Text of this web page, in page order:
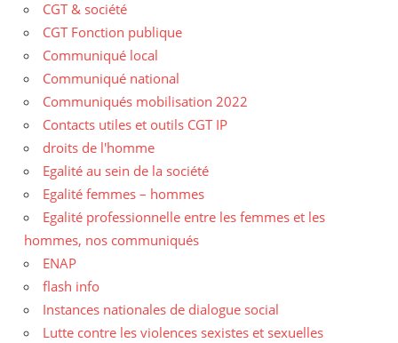
CGT & société
CGT Fonction publique
Communiqué local
Communiqué national
Communiqués mobilisation 2022
Contacts utiles et outils CGT IP
droits de l'homme
Egalité au sein de la société
Egalité femmes – hommes
Egalité professionnelle entre les femmes et les
hommes, nos communiqués
ENAP
flash info
Instances nationales de dialogue social
Lutte contre les violences sexistes et sexuelles